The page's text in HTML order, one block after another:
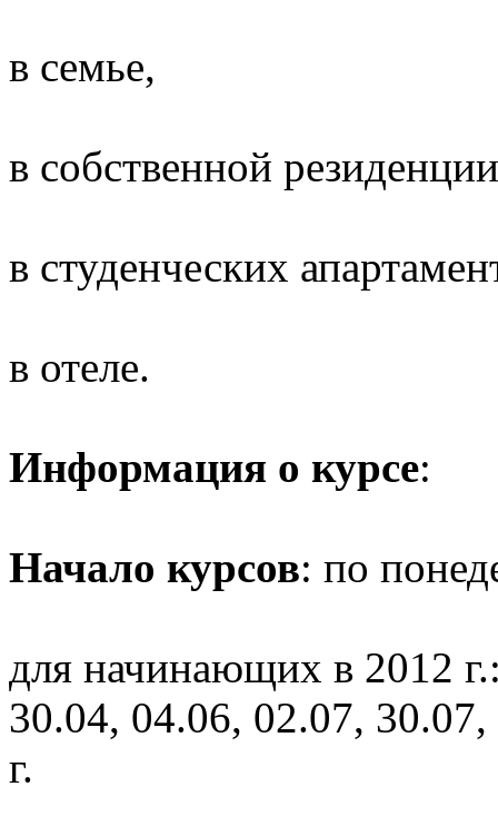
в семье,
в собственной
в студенческих
в отеле.
Информация о курсе:
Начало курсов: по
для начинающих в 2012
30.04, 04.06, 02.07,
г.